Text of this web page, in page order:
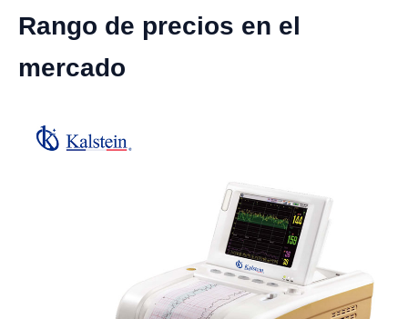
Rango de precios en el
mercado